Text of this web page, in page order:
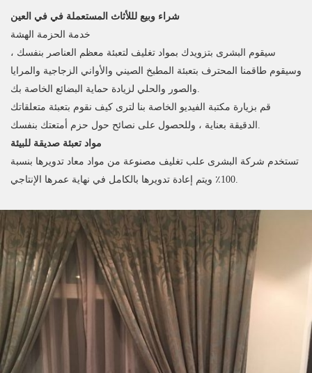
شراء وبيع لللأثاث المستعملة في في العين
خدمة الحزمة الهشة
سيقوم البشرى بتزويدك بمواد تغليف لتعبئة معظم العناصر بنفسك ،
وسيقوم طاقمنا المحترف بتعبئة المطبخ الصيني والأواني الزجاجية والمرايا
قم بزيارة مكتبة الفيديو الخاصة بنا لترى كيف نقوم بتعبئة متعلقاتك
مواد تعبئة صديقة للبيئة
تستخدم شركة البشرى علب تغليف مصنوعة من مواد معاد تدويرها بنسبة